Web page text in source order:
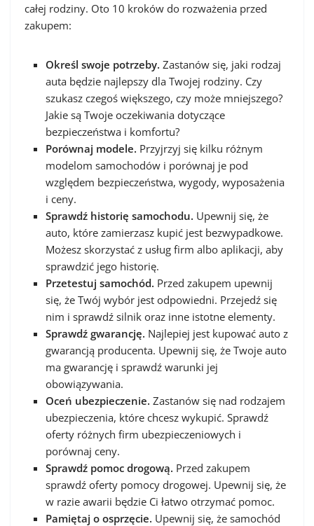
całej rodziny. Oto 10 kroków do rozważenia przed
zakupem:
Określ swoje potrzeby. Zastanów się, jaki rodzaj
auta będzie najlepszy dla Twojej rodziny. Czy
szukasz czegoś większego, czy może mniejszego?
Jakie są Twoje oczekiwania dotyczące
bezpieczeństwa i komfortu?
Porównaj modele. Przyjrzyj się kilku różnym
modelom samochodów i porównaj je pod
względem bezpieczeństwa, wygody, wyposażenia
i ceny.
Sprawdź historię samochodu. Upewnij się, że
auto, które zamierzasz kupić jest bezwypadkowe.
Możesz skorzystać z usług firm albo aplikacji, aby
sprawdzić jego historię.
Przetestuj samochód. Przed zakupem upewnij
się, że Twój wybór jest odpowiedni. Przejedź się
nim i sprawdź silnik oraz inne istotne elementy.
Sprawdź gwarancję. Najlepiej jest kupować auto z
gwarancją producenta. Upewnij się, że Twoje auto
ma gwarancję i sprawdź warunki jej
obowiązywania.
Oceń ubezpieczenie. Zastanów się nad rodzajem
ubezpieczenia, które chcesz wykupić. Sprawdź
oferty różnych firm ubezpieczeniowych i
porównaj ceny.
Sprawdź pomoc drogową. Przed zakupem
sprawdź oferty pomocy drogowej. Upewnij się, że
w razie awarii będzie Ci łatwo otrzymać pomoc.
Pamiętaj o osprzęcie. Upewnij się, że samochód